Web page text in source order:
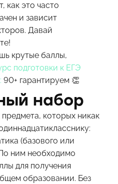
как это часто
и зависит
Давай
крутые баллы,
подготовки к ЕГЭ
90+ гарантируем 👏
набор
предмета, которых никак
(базового или
ним необходимо
для получения
образовании. Без